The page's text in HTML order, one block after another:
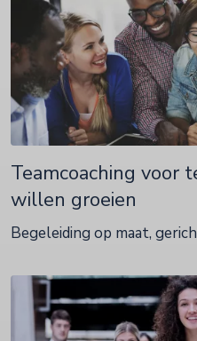
Teamcoaching voor
willen groeien
Begeleiding op maat,